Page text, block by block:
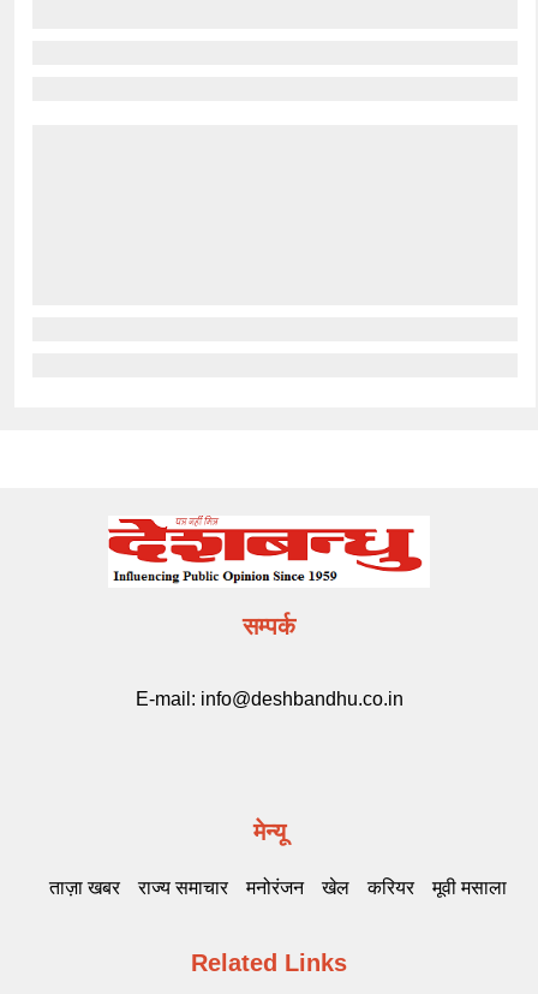
सम्पर्क
E-mail: info@deshbandhu.co.in
मेन्यू
ताज़ा खबर राज्य समाचार मनोरंजन खेल करियर मूवी मसाला
Related Links